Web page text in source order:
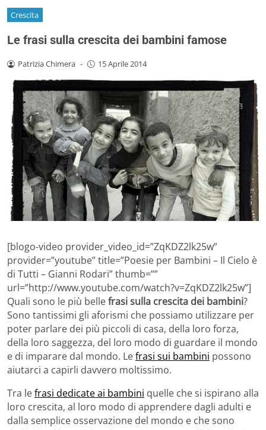
Crescita
Le frasi sulla crescita dei bambini famose
Patrizia Chimera - 15 Aprile 2014
[blogo-video provider_video_id=”ZqKDZ2lk25w”
provider=”youtube” title=”Poesie per Bambini – Il Cielo è
di Tutti – Gianni Rodari” thumb=””
url=”http://www.youtube.com/watch?v=ZqKDZ2lk25w”]
Quali sono le più bellefrasi sulla crescita dei bambini?
Sono tantissimi gli aforismi che possiamo utilizzare per
poter parlare dei più piccoli di casa, della loro forza,
della loro saggezza, del loro modo di guardare il mondo
e di imparare dal mondo. Lefrasi sui bambini possono
aiutarci a capirli davvero moltissimo.
Tra lefrasi dedicate ai bambini quelle che si ispirano alla
loro crescita, al loro modo di apprendere dagli adulti e
dalla semplice osservazione del mondo e che sono